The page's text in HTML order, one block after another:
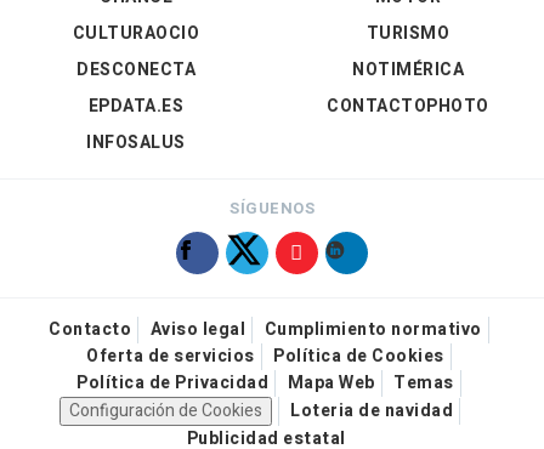
CULTURAOCIO
DESCONECTA
EPDATA.ES
INFOSALUS
TURISMO
NOTIMÉRICA
CONTACTOPHOTO
SÍGUENOS
Contacto Aviso legal
Cumplimiento normativo
Oferta de servicios
Política de Cookies
Política de Privacidad
Mapa Web
Temas
Configuración de Cookies
Loteria de navidad
Publicidad estatal